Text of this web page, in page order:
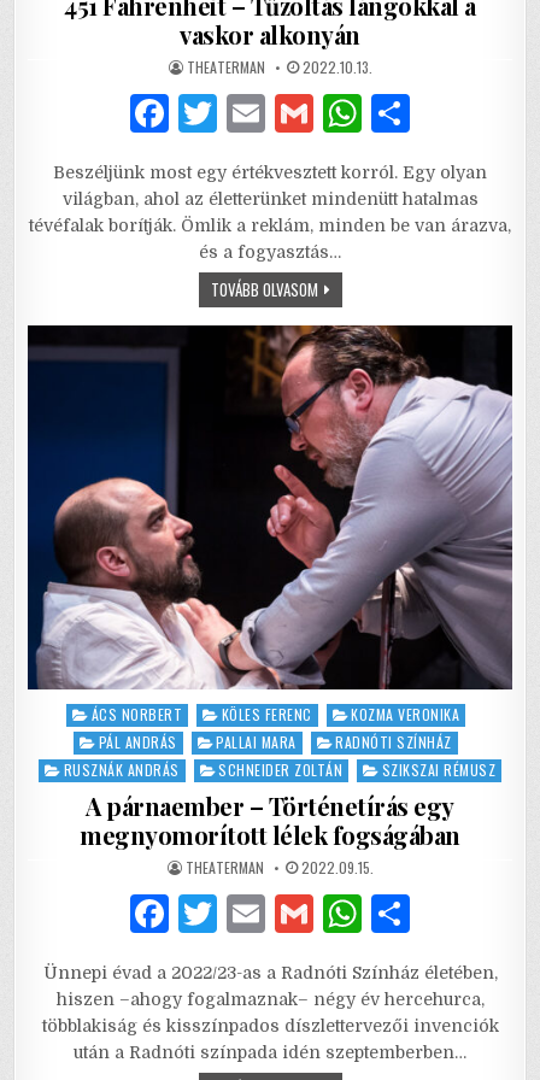
vaskor alkonyán
AUTHOR:
THEATERMAN PUBLISHED
DATE:
2022.10.13.
F
c
e
b
o
T
it
te
r
E
ai
l
G
ai
l
W
at
s
p
ar
e
Beszéljünk most egy értékvesztett korról. Egy olyan
világban, ahol az életterünket mindenütt hatalmas
tévéfalak borítják. Ömlik a reklám, minden be van árazva,
és a fogyasztás…
TOVÁBB OLVASOM451
FAHRENHEIT
–
TŰZOLTÁS
LÁNGOKKAL
A
VASKOR
ALKONYÁN
Posted
in
ÁCS NORBERT KÖLES FERENC
KOZMA VERONIKA
PÁL ANDRÁS
PALLAI MARA
RADNÓTI SZÍNHÁZ
RUSZNÁK ANDRÁS
SCHNEIDER ZOLTÁN SZIKSZAI RÉMUSZ
A párnaember – Történetírás egy
megnyomorított lélek fogságában
AUTHOR:
THEATERMAN PUBLISHED
DATE:
2022.09.15.
F
c
e
b
T
it
te
r
E
ai
l
G
ai
l
W
at
s
A
ar
e
Ünnepi évad a 2022/23-as a Radnóti Színház életében,
hiszen –ahogy fogalmaznak– négy év hercehurca,
többlakiság és kisszínpados díszlettervezői invenciók
után a Radnóti színpada idén szeptemberben…